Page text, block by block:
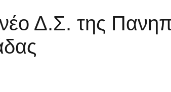
Δ.Σ. της